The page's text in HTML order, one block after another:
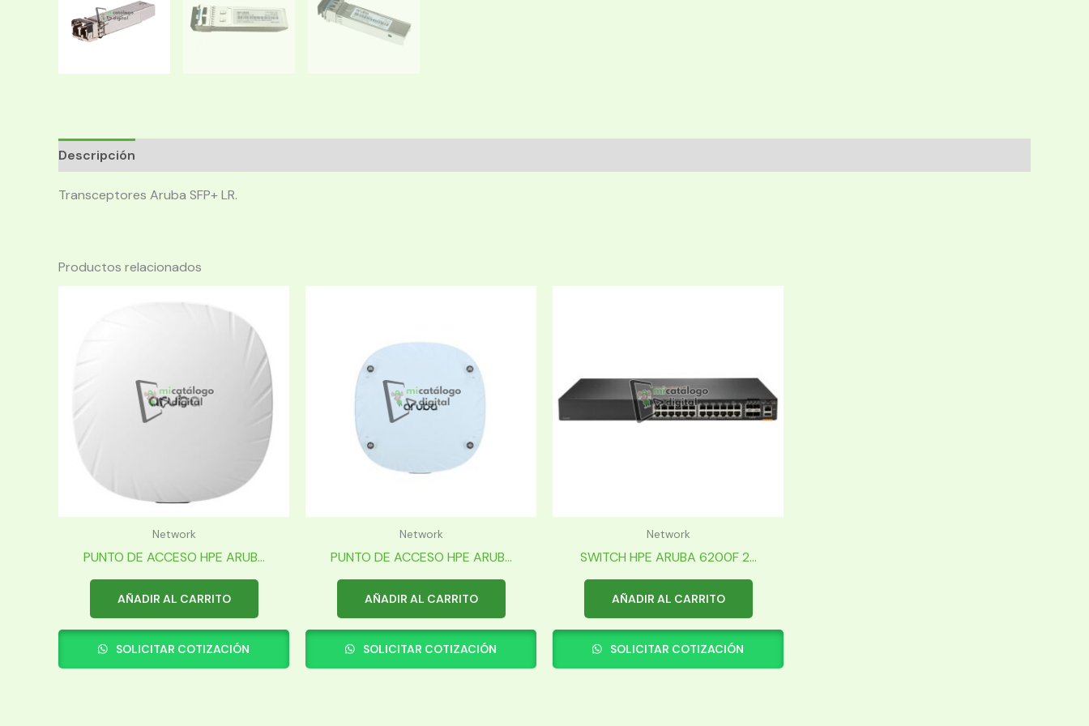
Descripción
Transceptores Aruba SFP+ LR.
Productos relacionados
Network
PUNTO DE ACCESO HPE ARUB...
AÑADIR AL CARRITO
SOLICITAR COTIZACIÓN
Network
PUNTO DE ACCESO HPE ARUB...
AÑADIR AL CARRITO
SOLICITAR COTIZACIÓN
Network
SWITCH HPE ARUBA 6200F 2...
AÑADIR AL CARRITO
SOLICITAR COTIZACIÓN